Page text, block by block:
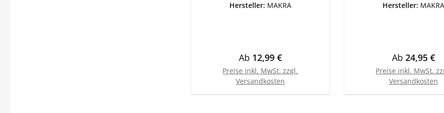
und trockene Haut geeignet.
aufzubauen. Mit Aloe Vera und
B5-Vitamin, die eine heilende
Wirkung auf die Haut haben.Hilft
den natürlichen Feuchtigkeits-
Hersteller: MAKRA
Regulärer Preis:
Ab 12,99 €
Preise inkl. MwSt. zzgl.
Versandkosten
stark reinigendes
Beispiel Öle, Fette,
Schmierstoffe etc.
Reinigungskraft
Kombination von
Hersteller: MAKRA
Regulärer
Ab 24,95 €
Preise inkl. MwSt.
Versandkosten